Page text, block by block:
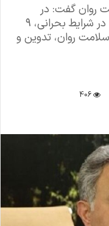
روان گفت: در
راستای ارتقای تاب‌آوری روانی جامعه در شرایط بحرانی، ۹
روان، تدوین و
406